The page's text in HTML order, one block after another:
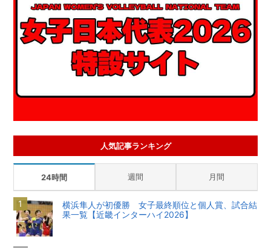
人気記事ランキング
24時間 週間 月間
横浜隼人が初優勝 女子最終順位と個人賞、試合結
果一覧【近畿インターハイ2026】